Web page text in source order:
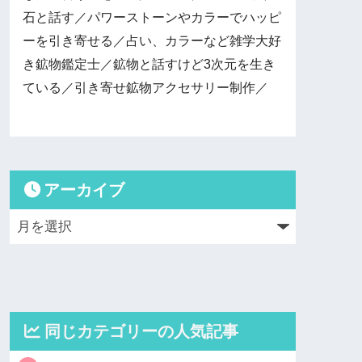
石と話す／パワーストーンやカラーでハッピ
ーを引き寄せる／占い、カラーなど雑学大好
き鉱物鑑定士／鉱物と話すけど3次元を生き
ている／引き寄せ鉱物アクセサリー制作／
アーカイブ
同じカテゴリーの人気記事